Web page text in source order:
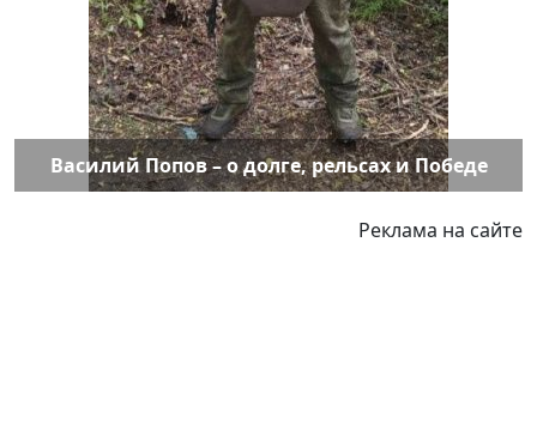
Василий Попов – о долге, рельсах и Победе
Реклама на сайте